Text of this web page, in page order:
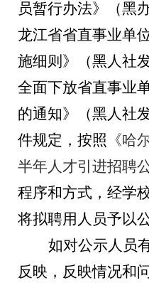
员暂行办法》（黑
龙江省省直事业单
施细则》（黑人社
全面下放省直事业
的通知》（黑人社
件规定，按照 《哈
半年人才引进招聘
程序和方式，经学
将拟聘用人员予以公
如对公示人员
反映，反映情况和